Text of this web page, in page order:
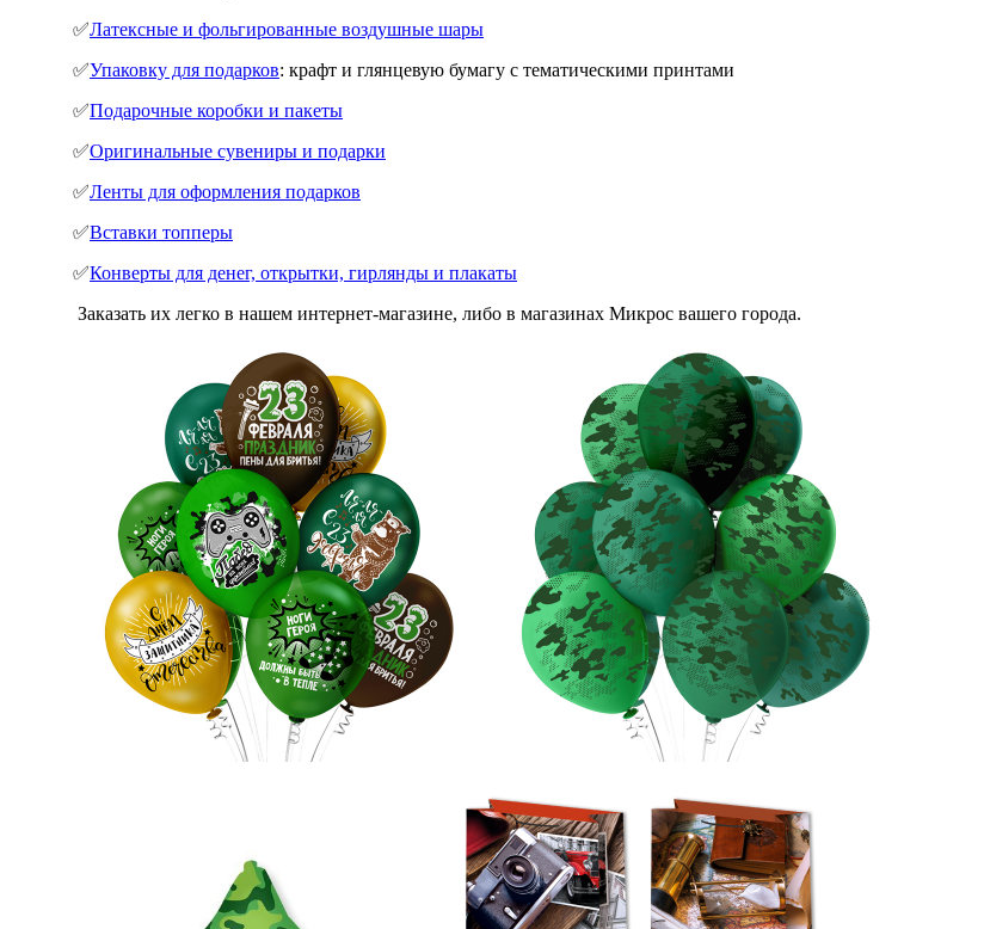
✅Латексные и фольгированные воздушные шары
✅Упаковку для подарков: крафт и глянцевую бумагу с тематическими принтами
✅Подарочные коробки и пакеты
✅Оригинальные сувениры и подарки
✅Ленты для оформления подарков
✅Вставки топперы
✅Конверты для денег, открытки, гирлянды и плакаты
Заказать их легко в нашем интернет-магазине, либо в магазинах Микрос вашего города.